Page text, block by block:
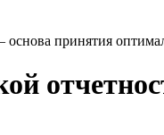
основа принятия